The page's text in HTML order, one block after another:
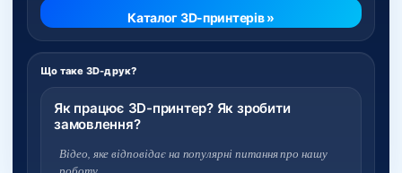
Каталог 3D-принтерів »
Що таке 3D-друк?
Як працює 3D-принтер? Як зробити
замовлення?
Відео, яке відповідає на популярні питання про нашу